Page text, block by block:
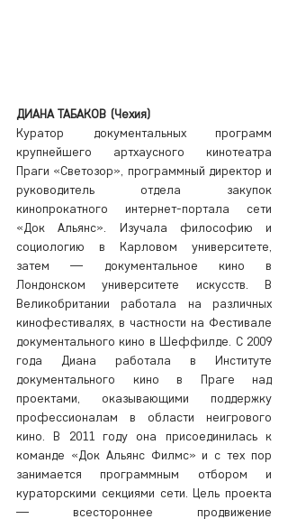
ДИАНА ТАБАКОВ (Чехия)
Куратор документальных программ
крупнейшего артхаусного кинотеатра
Праги «Светозор», программный директор и
руководитель отдела закупок
кинопрокатного интернет-портала сети
«Док Альянс». Изучала философию и
социологию в Карловом университете,
затем — документальное кино в
Лондонском университете искусств. В
Великобритании работала на различных
кинофестивалях, в частности на Фестивале
документального кино в Шеффилде. С 2009
года Диана работала в Институте
документального кино в Праге над
проектами, оказывающими поддержку
профессионалам в области неигрового
кино. В 2011 году она присоединилась к
команде «Док Альянс Филмс» и с тех пор
занимается программным отбором и
кураторскими секциями сети. Цель проекта
— всестороннее продвижение